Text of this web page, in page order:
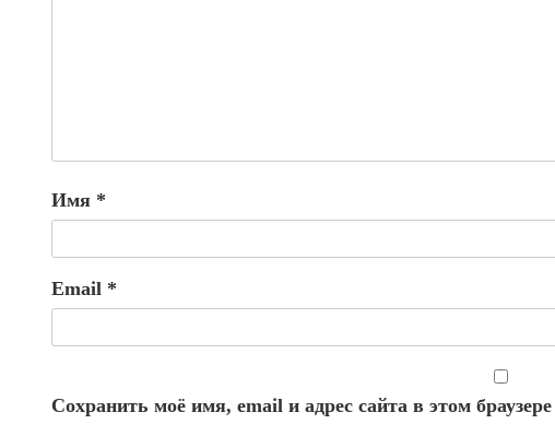
Имя *
Email *
Сохранить моё имя, email и адрес сайта в этом